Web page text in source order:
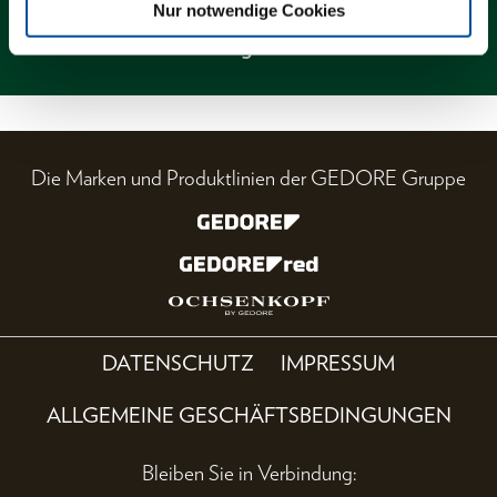
Nur notwendige Cookies
Magazin
Die Marken und Produktlinien der GEDORE Gruppe
DATENSCHUTZ IMPRESSUM
ALLGEMEINE GESCHÄFTSBEDINGUNGEN
Bleiben Sie in Verbindung: